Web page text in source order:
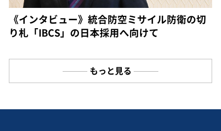
《インタビュー》統合防空ミサイル防衛の切
り札「IBCS」の日本採用へ向けて
もっと見る